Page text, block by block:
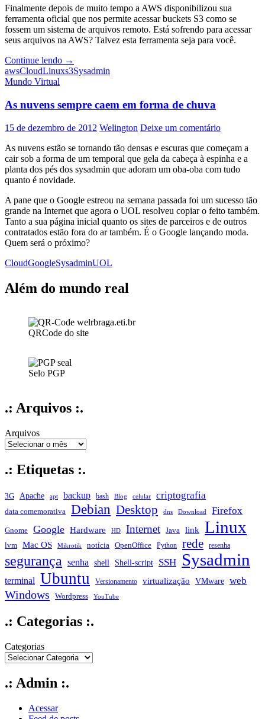
Finalmente depois de muito tempo a AWS disponibilizou sua
ferramenta oficial que nos permite acessar buckets S3 como se
fossem um sistema de arquivos remoto. Está sofrendo para acessar
seus arquivos na AWS? Talvez esta ferramenta seja para você.
Continue lendo Acessando
buckets
como
sistemas
de
arquivos
remotos
→
awsCloudLinuxs3Sysadmin
Mundo Virtual
As nuvens sempre caem em forma de chuva
15 de dezembro de 2012 Welington Deixe um comentário
As nuvens estão se tornando tão densas e escuras que começam a
cair sob a forma de um temporal que gela da cabeça à espinha e a
planta dos pés dos sysadmin que adoram um oba-oba com tudo
quanto é novidade.
A pane que o Google estreou na semana passada foi um sucesso tão
grande na Internet que agora o UOL resolveu copiar o feito também.
Tanto a sua página inicial quanto os sites de parceiros e de outros
contratados estão fora do ar também. É o Google lançando moda.
Quem será o próximo?
CloudGoogleSysadminUOL
Além do mundo real
QRCode do site
Selo PGP
.: Arquivos :.
Arquivos
.: Etiquetas :.
3G Apache apt backup bash Blog celular criptografia
data comemorativa Debian Desktop dns Download Firefox
Gnome Google Hardware HD Internet Java link Linux
lvm Mac OS Mikrotik notícia OpenOffice Python rede resenha
segurança senha shell Shell-script SSH Sysadmin
terminal Ubuntu Versionamento virtualização VMware web
Windows Wordpress YouTube
.: Categorias :.
Categorias
.: Admin :.
Acessar